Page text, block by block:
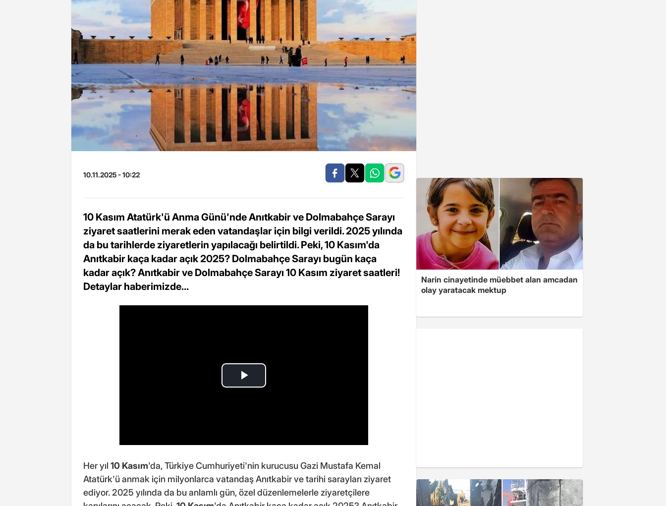
10.11.2025 - 10:22
10 Kasım Atatürk'ü Anma Günü'nde Anıtkabir ve Dolmabahçe Sarayı
ziyaret saatlerini merak eden vatandaşlar için bilgi verildi. 2025 yılında
da bu tarihlerde ziyaretlerin yapılacağı belirtildi. Peki, 10 Kasım'da
Anıtkabir kaça kadar açık 2025? Dolmabahçe Sarayı bugün kaça
kadar açık? Anıtkabir ve Dolmabahçe Sarayı 10 Kasım ziyaret saatleri!
Detaylar haberimizde...
Her yıl 10 Kasım'da, Türkiye Cumhuriyeti'nin kurucusu Gazi Mustafa Kemal
Atatürk'ü anmak için milyonlarca vatandaş Anıtkabir ve tarihi sarayları ziyaret
ediyor. 2025 yılında da bu anlamlı gün, özel düzenlemelerle ziyaretçilere
Narin cinayetinde müebbet alan amcadan
olay yaratacak mektup